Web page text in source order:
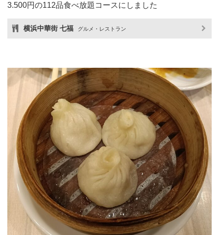
3.500円の112品食べ放題コースにしました
横浜中華街 七福 グルメ・レストラン